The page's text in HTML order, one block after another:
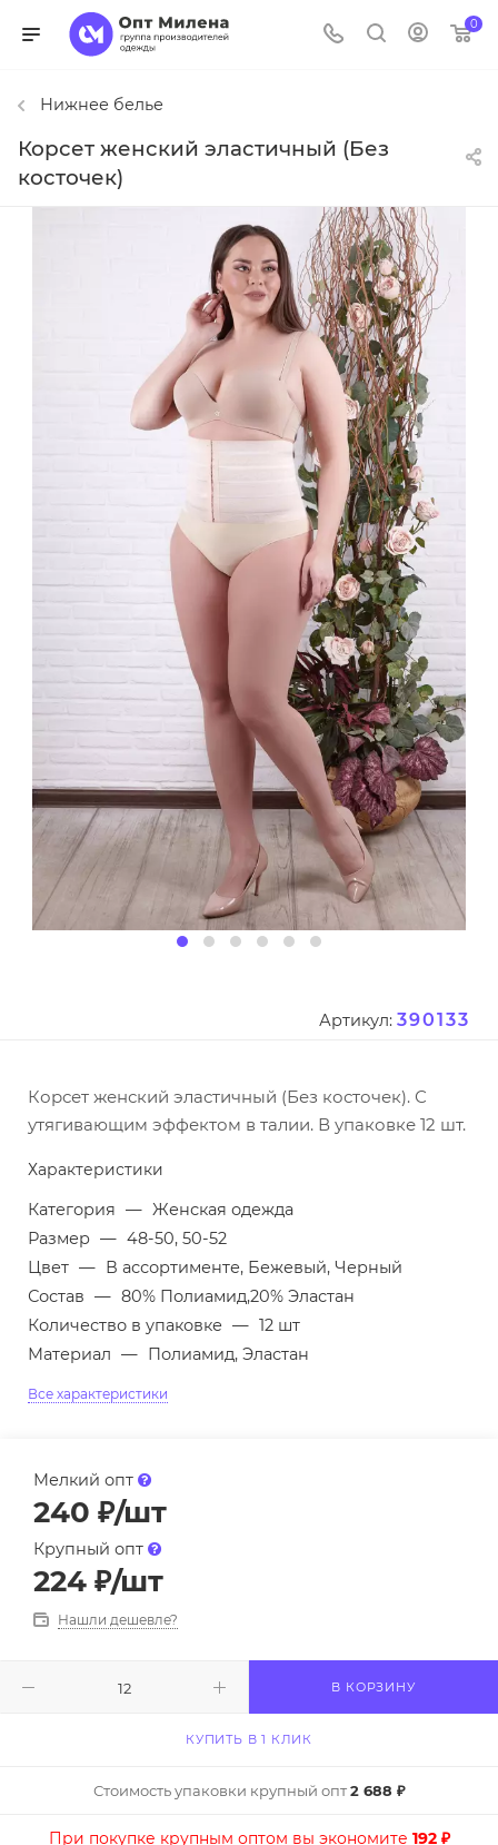
0
Нижнее белье
Корсет женский эластичный (Без
косточек)
Артикул: 390133
Корсет женский эластичный (Без косточек). С
утягивающим эффектом в талии. В упаковке 12 шт.
Характеристики
Категория — Женская одежда
Размер — 48-50, 50-52
Цвет — В ассортименте, Бежевый, Черный
Состав — 80% Полиамид,20% Эластан
Количество в упаковке — 12 шт
Материал — Полиамид, Эластан
Все характеристики
Мелкий опт
240 ₽/шт
Крупный опт
224 ₽/шт
Нашли дешевле?
В КОРЗИНУ
КУПИТЬ В 1 КЛИК
Стоимость упаковки крупный опт2 688 ₽
При покупке крупным оптом вы экономите 192 ₽